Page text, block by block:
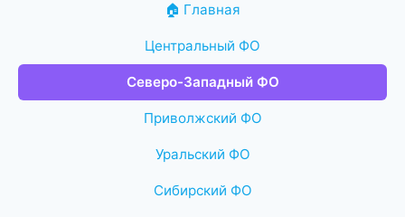
🏠 Главная
Центральный ФО
Северо-Западный ФО
Приволжский ФО
Уральский ФО
Сибирский ФО